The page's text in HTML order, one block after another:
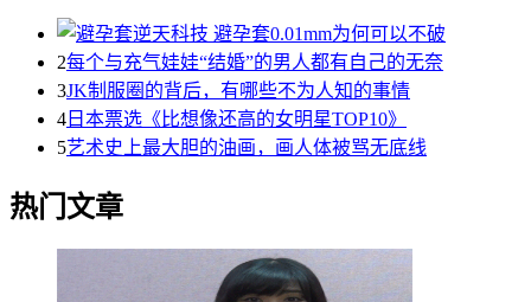
2每个与充气娃娃“结婚”的男人都有自己的无奈
3JK制服圈的背后，有哪些不为人知的事情
4 日本票选《比想像还高的女明星TOP10》
5艺术史上最大胆的油画，画人体被骂无底线
热门文章